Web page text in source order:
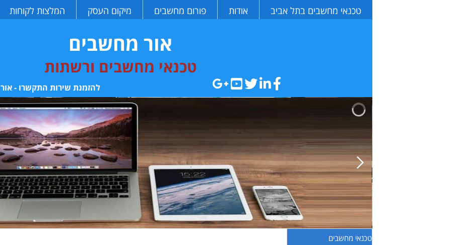
טכנאי מחשבים בתל אביב אודות פורום מחשבים מיקום העסק המלצות לקוחות
אור מחשבים
טכנאי מחשבים ורשתות
להזמנת שירות התקשרו - אור
טכנאי מחשבים